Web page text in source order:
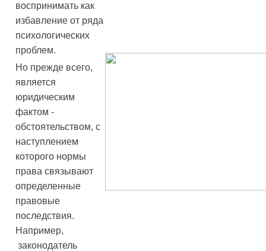
воспринимать как
избавление от ряда
психологических
проблем.
Но прежде всего,
является
юридическим
фактом -
обстоятельством, с
наступлением
которого нормы
права связывают
определенные
правовые
последствия.
Например,
законодатель